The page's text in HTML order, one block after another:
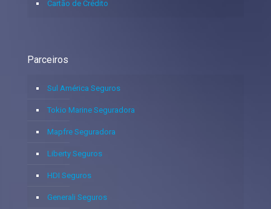
Cartão de Crédito
Parceiros
Sul América Seguros
Tokio Marine Seguradora
Mapfre Seguradora
Liberty Seguros
HDI Seguros
Generali Seguros